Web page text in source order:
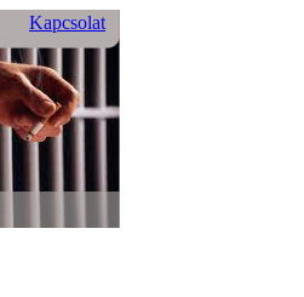
Kapcsolat